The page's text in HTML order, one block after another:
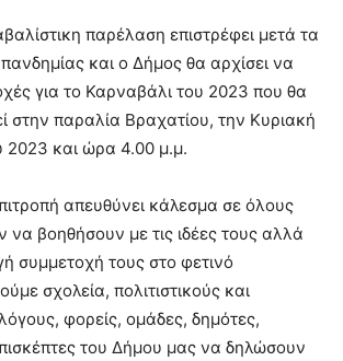
παρέλαση επιστρέφει μετά τα
και ο Δήμος θα αρχίσει να
για το Καρναβάλι του 2023 που θα
στην παραλία Βραχατίου, την Κυριακή
2023 και ώρα 4.00 μ.μ.
απευθύνει κάλεσμα σε όλους
να βοηθήσουν με τις ιδέες τους αλλά
συμμετοχή τους στο φετινό
σχολεία, πολιτιστικούς και
φορείς, ομάδες, δημότες,
του Δήμου μας να δηλώσουν